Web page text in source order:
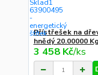
Přístřešek na
hnědý 20.00000
3 458 Kč/ks